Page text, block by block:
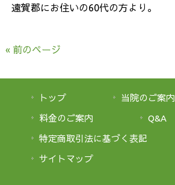
遠賀郡にお住いの60代の方より。
« 前のページ
トップ
当院のご案内
料金のご案内
Q&A
特定商取引法に基づく表記
サイトマップ